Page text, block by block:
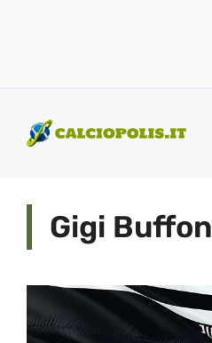
contenuto
Gigi Buffon